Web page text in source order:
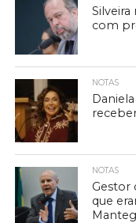
com
NOTAS
NOTAS
Gestor
que